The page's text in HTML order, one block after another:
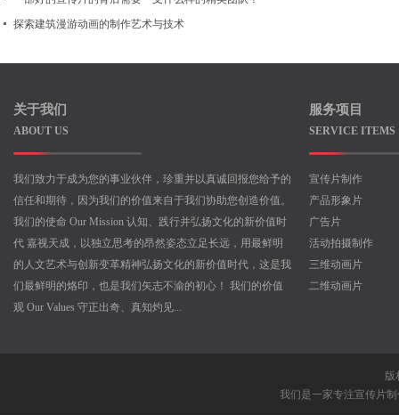
探索建筑漫游动画的制作艺术与技术
关于我们
ABOUT US
我们致力于成为您的事业伙伴，珍重并以真诚回报您给予的
信任和期待，因为我们的价值来自于我们协助您创造价值。
我们的使命 Our Mission 认知、践行并弘扬文化的新价值时
代 嘉视天成，以独立思考的昂然姿态立足长远，用最鲜明
的人文艺术与创新变革精神弘扬文化的新价值时代，这是我
们最鲜明的烙印，也是我们矢志不渝的初心！ 我们的价值
观 Our Values 守正出奇、真知灼见...
服务项目
SERVICE ITEMS
宣传片制作
产品形象片
广告片
活动拍摄制作
三维动画片
二维动画片
我们是一家专注宣传片制